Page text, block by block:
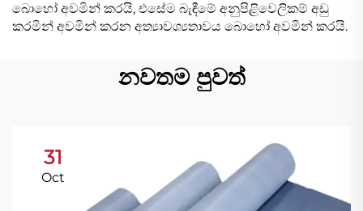
බොහෝ අවමින් කරයි, එසේම බැඳීමේ අනුපිළිවෙලිකම් අඩු
කරමින් අවමින් කරන අත්‍යාවශ්‍යතාවය බොහෝ අවමින් කරයි.
නවතම පුවත්
31
Oct